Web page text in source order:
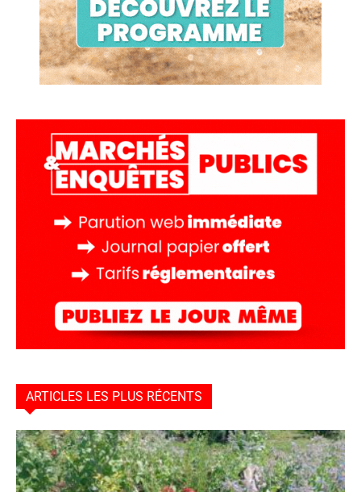
ARTICLES LES PLUS RÉCENTS